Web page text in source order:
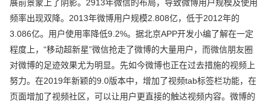
展前景蒙上了阴影。2913年微信的布局，导致微博用户规模及使用
频率出现双降。2013年微博用户规模2.808亿，低于2012年的
3.086亿。用户使用率降低9.2%。据北京APP开发小编了解在一定
程度上，“移动超新星”微信抢走了微博的大量用户，而微信朋友圈
对微博的足迹效果尤为明显。先如今微博也正在过去措施的视频上
努力。在2019年新颖的9.0版本中，增加了视频tab标签栏功能，在
页面增加了视频社区，可以让用户更直接的触达视频内容。微博的